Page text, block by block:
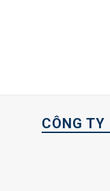
CÔNG TY